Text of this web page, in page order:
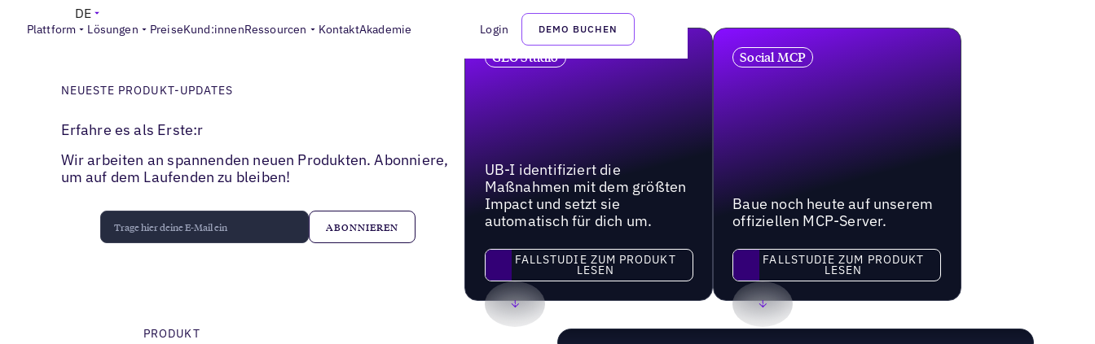
Plattform Lösungen PreiseKund:innenRessourcen KontaktAkademie Login DEMO BUCHEN
DE
NEUESTE PRODUKT-UPDATES
Erfahre es als Erste:r
Wir arbeiten an spannenden neuen Produkten. Abonniere,
um auf dem Laufenden zu bleiben!
GEO Studio
UB-I identifiziert die
Maßnahmen mit dem größten
Impact und setzt sie
automatisch für dich um.
Fallstudie zum Produkt lesen
FALLSTUDIE ZUM PRODUKT
LESEN
Social MCP
Baue noch heute auf unserem
offiziellen MCP-Server.
Fallstudie zum Produkt lesen
FALLSTUDIE ZUM PRODUKT
LESEN
PRODUKT